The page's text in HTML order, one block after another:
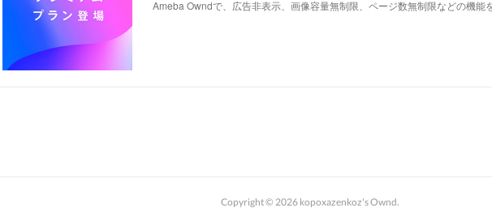
Ameba Owndで、広告非表示、画像容量無制限、ページ数無制限などの機能
Copyright © 2026 kopoxazenkoz's Ownd.